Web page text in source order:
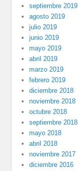
septiembre 2019
agosto 2019
julio 2019
junio 2019
mayo 2019
abril 2019
marzo 2019
febrero 2019
diciembre 2018
noviembre 2018
octubre 2018
septiembre 2018
mayo 2018
abril 2018
noviembre 2017
diciembre 2016